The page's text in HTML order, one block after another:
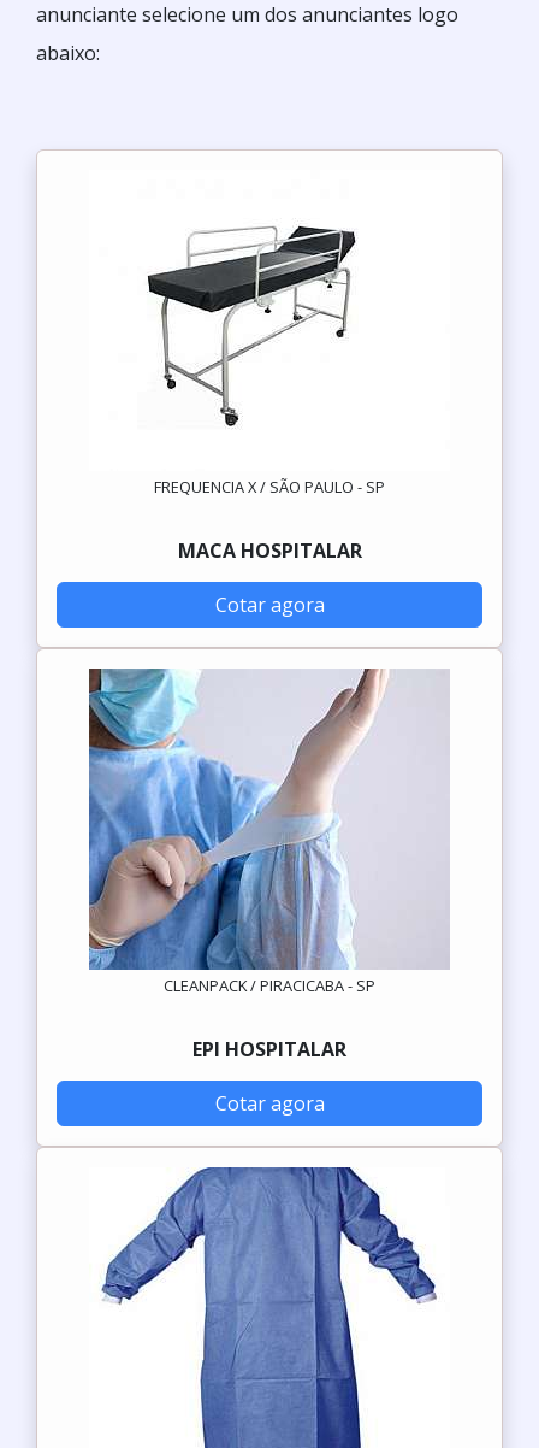
anunciante selecione um dos anunciantes logo
abaixo:
FREQUENCIA X / SÃO PAULO - SP
MACA HOSPITALAR
Cotar agora
CLEANPACK / PIRACICABA - SP
EPI HOSPITALAR
Cotar agora